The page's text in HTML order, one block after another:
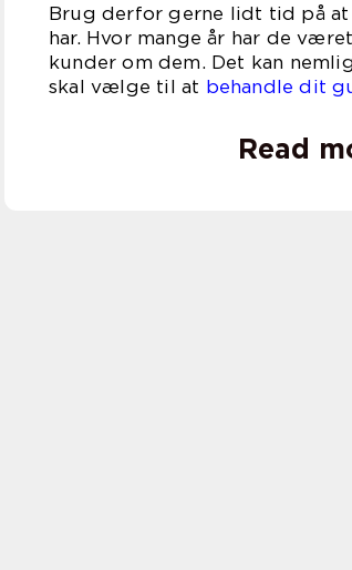
Brug derfor gerne lidt tid på
har. Hvor mange år har de
kunder om dem. Det kan
skal vælge til at behandle dit
Read